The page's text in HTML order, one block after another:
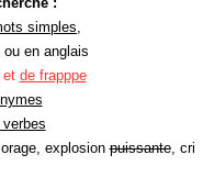
simples
en anglais
de frapppe
verbes
explosionpuissante, cri